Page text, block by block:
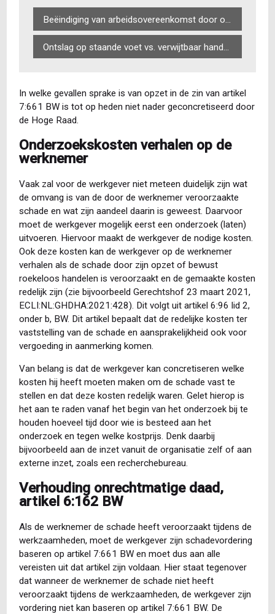
Beëindiging van arbeidsovereenkomst door overheidswerkgever
Ontslag op staande voet vs. verwijtbaar handelen (verdiepingsmodule)
In welke gevallen sprake is van opzet in de zin van artikel
7:661 BW is tot op heden niet nader geconcretiseerd door
de Hoge Raad.
Onderzoekskosten verhalen op de
werknemer
Vaak zal voor de werkgever niet meteen duidelijk zijn wat
de omvang is van de door de werknemer veroorzaakte
schade en wat zijn aandeel daarin is geweest. Daarvoor
moet de werkgever mogelijk eerst een onderzoek (laten)
uitvoeren. Hiervoor maakt de werkgever de nodige kosten.
Ook deze kosten kan de werkgever op de werknemer
verhalen als de schade door zijn opzet of bewust
roekeloos handelen is veroorzaakt en de gemaakte kosten
redelijk zijn (zie bijvoorbeeld Gerechtshof 23 maart 2021,
ECLI:NL:GHDHA:2021:428). Dit volgt uit artikel 6:96 lid 2,
onder b, BW. Dit artikel bepaalt dat de redelijke kosten ter
vaststelling van de schade en aansprakelijkheid ook voor
vergoeding in aanmerking komen.
Van belang is dat de werkgever kan concretiseren welke
kosten hij heeft moeten maken om de schade vast te
stellen en dat deze kosten redelijk waren. Gelet hierop is
het aan te raden vanaf het begin van het onderzoek bij te
houden hoeveel tijd door wie is besteed aan het
onderzoek en tegen welke kostprijs. Denk daarbij
bijvoorbeeld aan de inzet vanuit de organisatie zelf of aan
externe inzet, zoals een recherchebureau.
Verhouding onrechtmatige daad,
artikel 6:162 BW
Als de werknemer de schade heeft veroorzaakt tijdens de
werkzaamheden, moet de werkgever zijn schadevordering
baseren op artikel 7:661 BW en moet dus aan alle
vereisten uit dat artikel zijn voldaan. Hier staat tegenover
dat wanneer de werknemer de schade niet heeft
veroorzaakt tijdens de werkzaamheden, de werkgever zijn
vordering niet kan baseren op artikel 7:661 BW. De